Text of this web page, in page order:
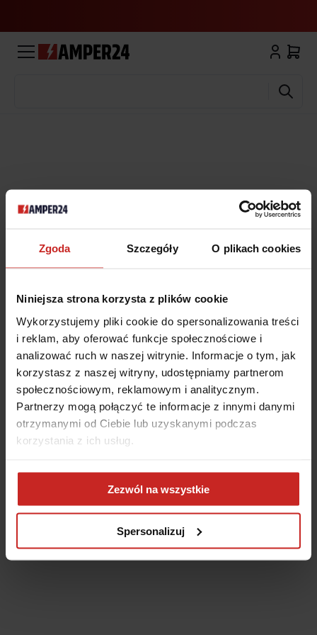
Zgoda Szczegóły O plikach cookies
Niniejsza strona korzysta z plików cookie
Wykorzystujemy pliki cookie do spersonalizowania treści
i reklam, aby oferować funkcje społecznościowe i
analizować ruch w naszej witrynie. Informacje o tym, jak
korzystasz z naszej witryny, udostępniamy partnerom
społecznościowym, reklamowym i analitycznym.
Partnerzy mogą połączyć te informacje z innymi danymi
otrzymanymi od Ciebie lub uzyskanymi podczas
korzystania z ich usług.
Zezwól na wszystkie
Spersonalizuj
browser console for more information)